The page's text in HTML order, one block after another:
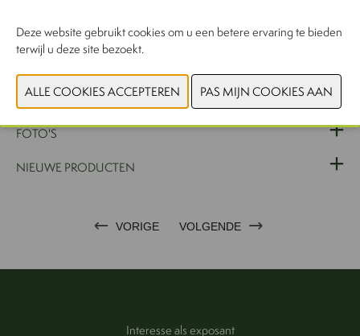
PRODUCTGROEP
FOTO'S
NIEUWE PRODUCTEN
VORIGE VOLGENDE
Interesse als exposant
Deze website gebruikt cookies om u een betere ervaring te bieden
terwijl u deze site bezoekt.